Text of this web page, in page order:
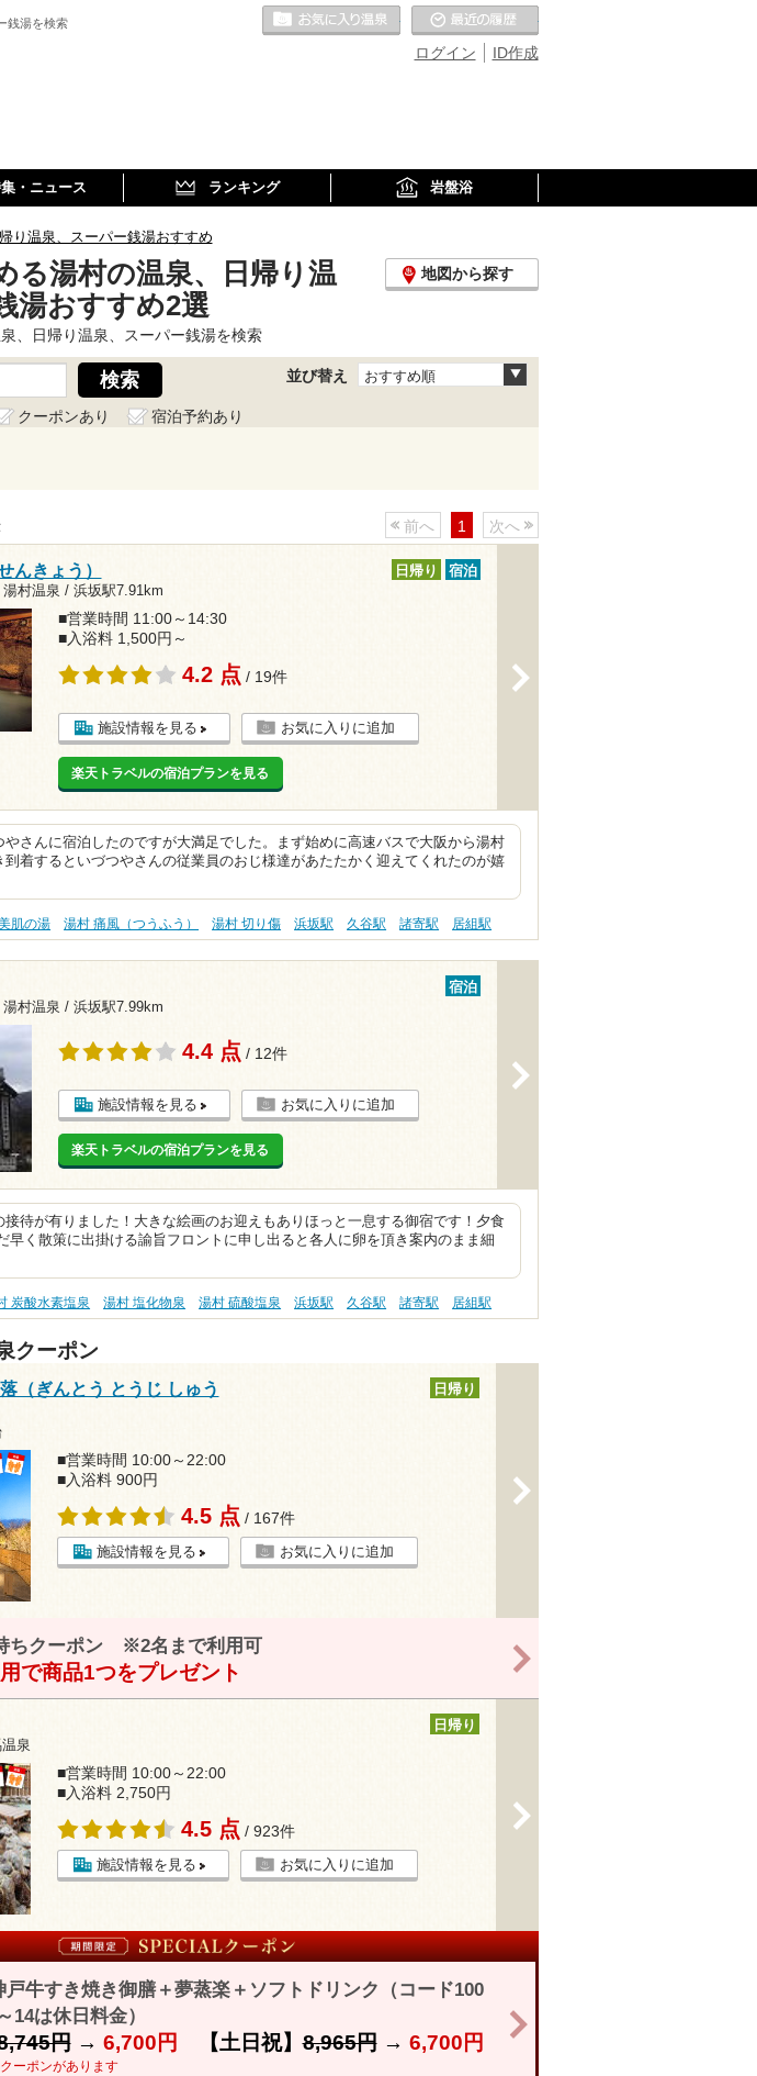
銭湯を検索
ID作成
ログイン
お気に入りの温泉
・ニュース ランキング 岩盤浴
り温泉、スーパー銭湯おすすめ
る湯村の温泉、日帰り温
湯おすすめ2選
地図から探す
、日帰り温泉、スーパー銭湯を検索
並び替え おすすめ順
クーポンあり
宿泊予約あり
前へ 1 次へ
んきょう）
村温泉 / 浜坂駅7.91km
日帰り 宿泊
■営業時間 11:00～14:30
■入浴料 1,500円～
4.2 点 / 19件
施設情報を見る お気に入りに追加
楽天トラベルの宿泊プランを見る
やさんに宿泊したのですが大満足でした。まず始めに高速バスで大阪から湯村
到着するといづつやさんの従業員のおじ様達があたたかく迎えてくれたのが嬉
肌の湯 湯村 痛風（つうふう） 湯村 切り傷 浜坂駅 久谷駅 諸寄駅 居組駅
村温泉 / 浜坂駅7.99km
宿泊
4.4 点 / 12件
施設情報を見る お気に入りに追加
楽天トラベルの宿泊プランを見る
接待が有りました！大きな絵画のお迎えもありほっと一息する御宿です！夕食
早く散策に出掛ける諭旨フロントに申し出ると各人に卵を頂き案内のまま細
炭酸水素塩泉 湯村 塩化物泉 湯村 硫酸塩泉 浜坂駅 久谷駅 諸寄駅 居組駅
クーポン
（ぎんとう とうじ しゅう
日帰り
■営業時間 10:00～22:00
■入浴料 900円
4.5 点 / 167件
施設情報を見る お気に入りに追加
ちクーポン ※2名まで利用可
で商品1つをプレゼント
泉
日帰り
■営業時間 10:00～22:00
■入浴料 2,750円
4.5 点 / 923件
施設情報を見る お気に入りに追加
戸牛すき焼き御膳＋夢蒸楽＋ソフトドリンク（コード100
14は休日料金）
円→ 6,700円 【土日祝】8,965円→ 6,700円
ーポンがあります
>